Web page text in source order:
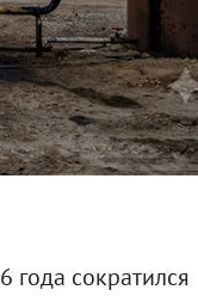
года сократился